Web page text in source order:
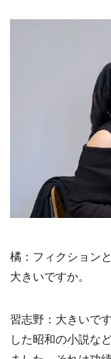
橘：フィクション
大きいですか。
習志野：大きいで
した昭和の小説な